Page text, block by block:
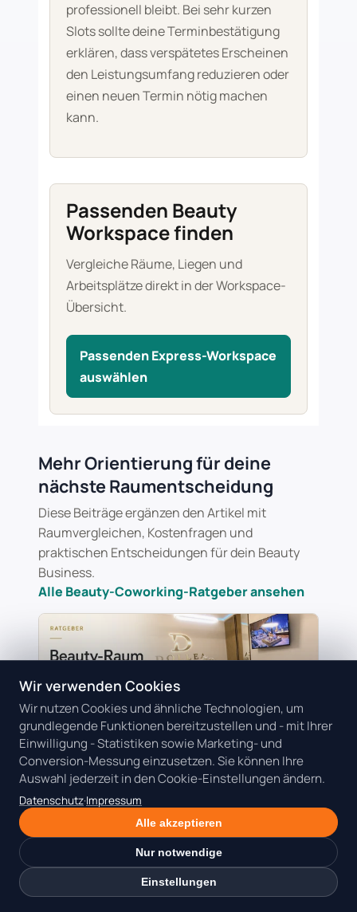
professionell bleibt. Bei sehr kurzen
Slots sollte deine Terminbestätigung
erklären, dass verspätetes Erscheinen
den Leistungsumfang reduzieren oder
einen neuen Termin nötig machen
kann.
Passenden Beauty
Workspace finden
Vergleiche Räume, Liegen und
Arbeitsplätze direkt in der Workspace-
Übersicht.
Passenden Express-Workspace
auswählen
Mehr Orientierung für deine
nächste Raumentscheidung
Diese Beiträge ergänzen den Artikel mit
Raumvergleichen, Kostenfragen und
praktischen Entscheidungen für dein Beauty
Business.
Alle Beauty-Coworking-Ratgeber ansehen
27.07.2026
Beauty Coworking
Hygiene
Beauty Raum für Braut- und
Eventtermine mieten München
Ein fixes Eventdatum verzeiht weder eine
zu knappe Raumzeit noch improvisierte
Wir verwenden Cookies
Wir nutzen Cookies und ähnliche Technologien, um
grundlegende Funktionen bereitzustellen und - mit Ihrer
Einwilligung - Statistiken sowie Marketing- und
Conversion-Messung einzusetzen. Sie können Ihre
Auswahl jederzeit in den Cookie-Einstellungen ändern.
Datenschutz·Impressum
Alle akzeptieren
Nur notwendige
Einstellungen